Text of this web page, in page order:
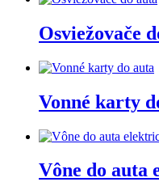
Osviežovače
Vonné karty
Vône do auta